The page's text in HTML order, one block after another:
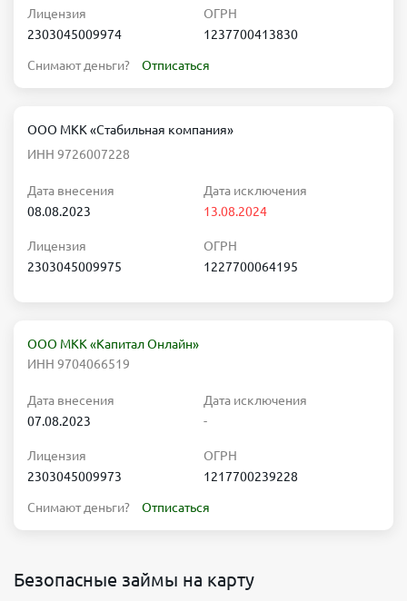
Лицензия
2303045009974
ОГРН
1237700413830
Снимают деньги? Отписаться
ООО МКК «Стабильная компания»
ИНН 9726007228
Дата внесения
08.08.2023
Дата исключения
13.08.2024
Лицензия
2303045009975
ОГРН
1227700064195
ООО МКК «Капитал Онлайн»
ИНН 9704066519
Дата внесения
07.08.2023
Дата исключения
-
Лицензия
2303045009973
ОГРН
1217700239228
Снимают деньги? Отписаться
Безопасные займы на карту